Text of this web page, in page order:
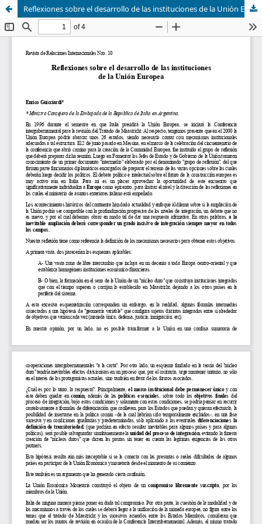
Reflexiones sobre el desarrollo de las instituciones de la Unión Europea.